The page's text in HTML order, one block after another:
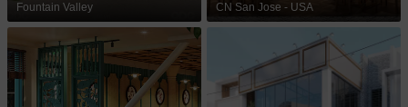
Fountain Valley CN San Jose - USA